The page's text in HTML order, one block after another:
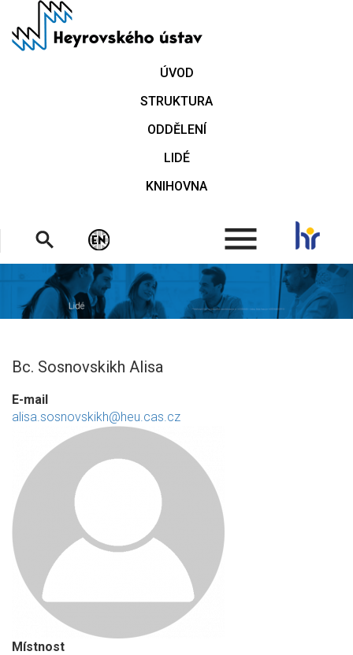
hlavnímu
ÚVOD
STRUKTURA
ODDĚLENÍ
LIDÉ
KNIHOVNA
.
Bc. Sosnovskikh Alisa
E-mail
alisa.sosnovskikh@heu.cas.cz
Místnost